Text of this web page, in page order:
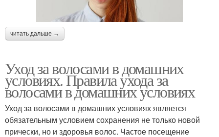
читать дальше →
Уход за волосами в домашних
условиях. Правила ухода за
волосами в домашних условиях
Уход за волосами в домашних условиях является
обязательным условием сохранения не только новой
прически, но и здоровья волос. Частое посещение